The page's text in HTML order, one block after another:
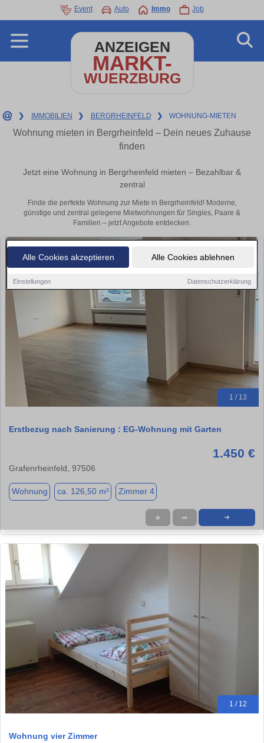
Alle Cookies akzeptieren Alle Cookies ablehnen
Einstellungen Datenschutzerklärung
Event Auto Immo Job
ANZEIGEN
MARKT-
WUERZBURG
❯ IMMOBILIEN ❯ BERGRHEINFELD ❯ WOHNUNG-MIETEN
Wohnung mieten in Bergrheinfeld – Dein neues Zuhause
finden
Jetzt eine Wohnung in Bergrheinfeld mieten – Bezahlbar &
zentral
Finde die perfekte Wohnung zur Miete in Bergrheinfeld! Moderne,
günstige und zentral gelegene Mietwohnungen für Singles, Paare &
Familien – jetzt Angebote entdecken.
1 / 13
Erstbezug nach Sanierung : EG-Wohnung mit Garten
1.450 €
Grafenrheinfeld, 97506
Wohnung ca. 126,50 m² Zimmer 4
★ ➦ ➜
1 / 12
Wohnung vier Zimmer